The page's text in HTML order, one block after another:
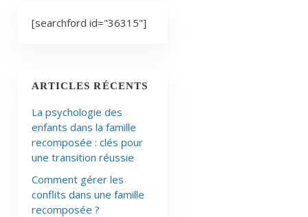
[searchford id="36315"]
ARTICLES RÉCENTS
La psychologie des
enfants dans la famille
recomposée : clés pour
une transition réussie
Comment gérer les
conflits dans une famille
recomposée ?